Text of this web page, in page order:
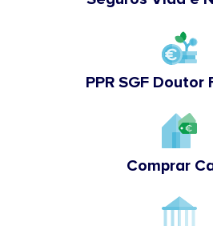
PPR SGF Doutor
Comprar